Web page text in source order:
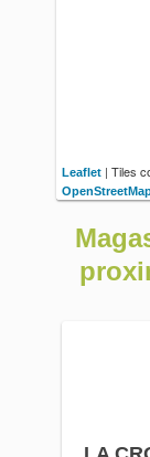
Leaflet | Tiles